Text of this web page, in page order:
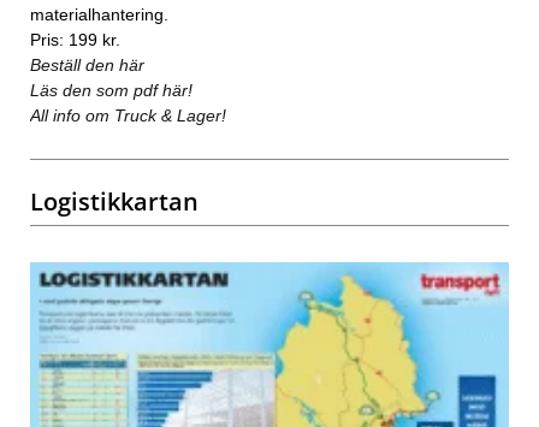
materialhantering.
Pris: 199 kr.
Beställ den här
Läs den som pdf här!
All info om Truck & Lager!
Logistikkartan